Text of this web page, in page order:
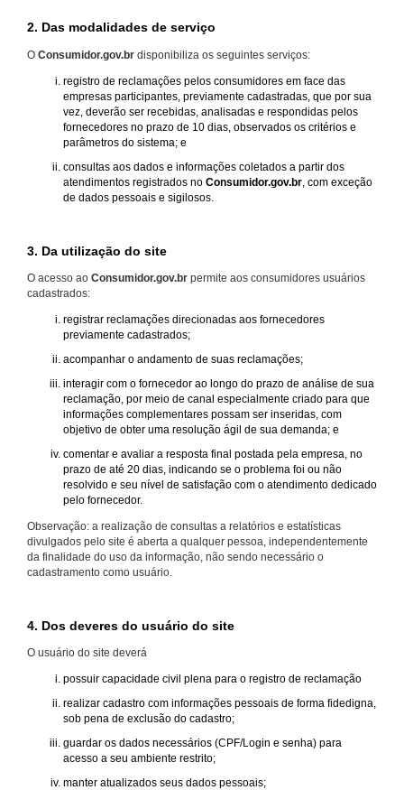
2. Das modalidades de serviço
O Consumidor.gov.br disponibiliza os seguintes serviços:
registro de reclamações pelos consumidores em face das
empresas participantes, previamente cadastradas, que por sua
vez, deverão ser recebidas, analisadas e respondidas pelos
fornecedores no prazo de 10 dias, observados os critérios e
parâmetros do sistema; e
consultas aos dados e informações coletados a partir dos
atendimentos registrados no Consumidor.gov.br , com exceção
de dados pessoais e sigilosos.
3. Da utilização do site
O acesso ao Consumidor.gov.br permite aos consumidores usuários
cadastrados:
registrar reclamações direcionadas aos fornecedores
previamente cadastrados;
acompanhar o andamento de suas reclamações;
interagir com o fornecedor ao longo do prazo de análise de sua
reclamação, por meio de canal especialmente criado para que
informações complementares possam ser inseridas, com
objetivo de obter uma resolução ágil de sua demanda; e
comentar e avaliar a resposta final postada pela empresa, no
prazo de até 20 dias, indicando se o problema foi ou não
resolvido e seu nível de satisfação com o atendimento dedicado
pelo fornecedor.
Observação: a realização de consultas a relatórios e estatísticas
divulgados pelo site é aberta a qualquer pessoa, independentemente
da finalidade do uso da informação, não sendo necessário o
cadastramento como usuário.
4. Dos deveres do usuário do site
O usuário do site deverá
possuir capacidade civil plena para o registro de reclamação
realizar cadastro com informações pessoais de forma fidedigna,
sob pena de exclusão do cadastro;
guardar os dados necessários (CPF/Login e senha) para
acesso a seu ambiente restrito;
manter atualizados seus dados pessoais;